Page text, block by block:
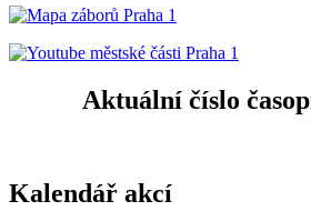
Aktuální číslo
Kalendář akcí